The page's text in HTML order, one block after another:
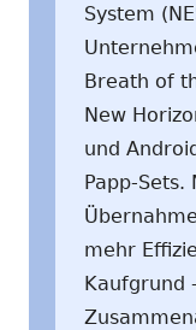
System
Breath of
New
und
Papp-
mehr
Kaufgrund